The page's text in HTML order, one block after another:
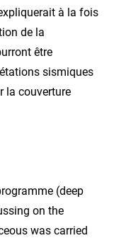
à la fois
de la
être
sismiques
la couverture
(deep
on the
was carried